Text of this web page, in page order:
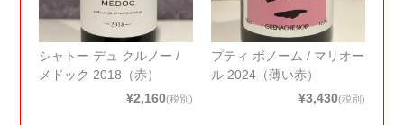
シャトー デュ クルノー /
メドック 2018（赤）
¥2,160(税別)
プティ ボノーム / マリオー
ル 2024（薄い赤）
¥3,430(税別)